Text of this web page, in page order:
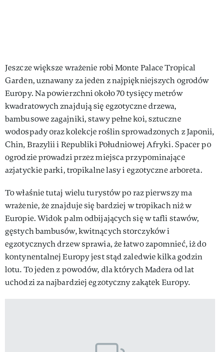
Jeszcze większe wrażenie robi Monte Palace Tropical
Garden, uznawany za jeden z najpiękniejszych ogrodów
Europy. Na powierzchni około 70 tysięcy metrów
kwadratowych znajdują się egzotyczne drzewa,
bambusowe zagajniki, stawy pełne koi, sztuczne
wodospady oraz kolekcje roślin sprowadzonych z Japonii,
Chin, Brazylii i Republiki Południowej Afryki. Spacer po
ogrodzie prowadzi przez miejsca przypominające
azjatyckie parki, tropikalne lasy i egzotyczne arboreta.
To właśnie tutaj wielu turystów po raz pierwszy ma
wrażenie, że znajduje się bardziej w tropikach niż w
Europie. Widok palm odbijających się w tafli stawów,
gęstych bambusów, kwitnących storczyków i
egzotycznych drzew sprawia, że łatwo zapomnieć, iż do
kontynentalnej Europy jest stąd zaledwie kilka godzin
lotu. To jeden z powodów, dla których Madera od lat
uchodzi za najbardziej egzotyczny zakątek Europy.